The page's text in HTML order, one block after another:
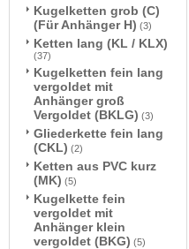
Kugelketten grob (C)
(Für Anhänger H) (3)
Ketten lang (KL / KLX)
(37)
Kugelketten fein lang
vergoldet mit
Anhänger groß
Vergoldet (BKLG) (3)
Gliederkette fein lang
(CKL) (2)
Ketten aus PVC kurz
(MK) (5)
Kugelkette fein
vergoldet mit
Anhänger klein
vergoldet (BKG) (5)